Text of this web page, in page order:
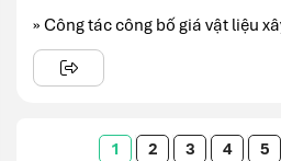
» Công tác công bố giá vật liệu
1 2 3 4 5